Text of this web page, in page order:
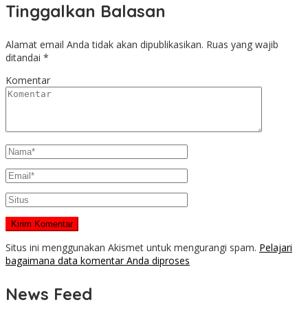
Tinggalkan Balasan
Alamat email Anda tidak akan dipublikasikan. Ruas yang wajib
ditandai *
Komentar
Situs ini menggunakan Akismet untuk mengurangi spam. Pelajari
bagaimana data komentar Anda diproses
News Feed